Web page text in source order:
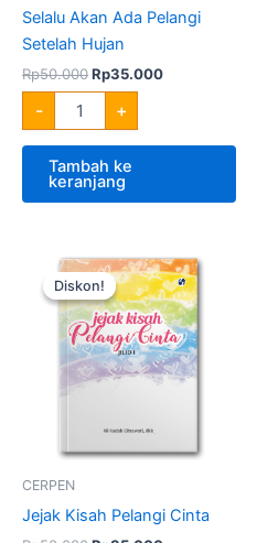
Selalu Akan Ada Pelangi
Setelah Hujan
Rp50.000Rp35.000
- +
Tambah ke
keranjang
Diskon!
Diskon!
CERPEN
Jejak Kisah Pelangi Cinta
Harga
aslinya
adalah:
Rp50.000.
Harga
saat
ini
adalah:
Rp35.000.
Kuantitas
Jejak
Kisah
Pelangi
Cinta